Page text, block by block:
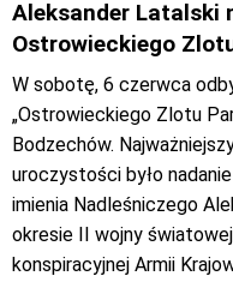
Aleksander Latalski
Ostrowieckiego
W sobotę, 6 czerwca
„Ostrowieckiego Zlotu
Bodzechów.
uroczystości było
imienia Nadleśniczego
okresie II wojny
konspiracyjnej Armii